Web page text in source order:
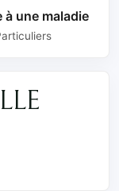
une maladie